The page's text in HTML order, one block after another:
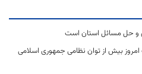
و حل مسائل استان است
بیش از توان نظامی جمهوری اسلامی